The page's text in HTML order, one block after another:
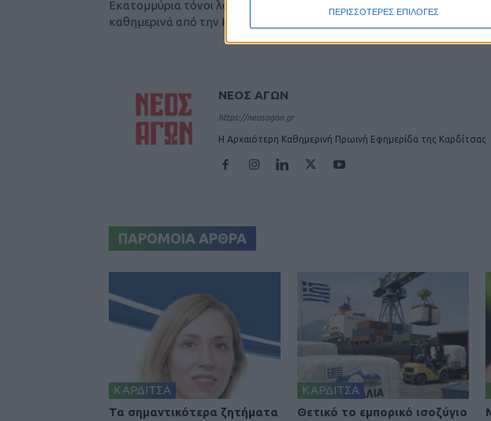
ΠΕΡΙΣΣΟΤΕΡΕΣ ΕΠΙΛΟΓΕΣ
Εκατομμύρια τόνοι λάσπης μεταφέρονται
καθημερινά από την Καρδίτσα και τα χωριά
ΝΕΟΣ ΑΓΩΝ
https://neosagon.gr
Η Αρχαιότερη Καθημερινή Πρωινή Εφημερίδα της Καρδίτσας
ΠΑΡΟΜΟΙΑ ΑΡΘΡΑ
ΚΑΡΔΙΤΣΑ
Τα σημαντικότερα ζητήματα
ΚΑΡΔΙΤΣΑ
Θετικό το εμπορικό ισοζύγιο